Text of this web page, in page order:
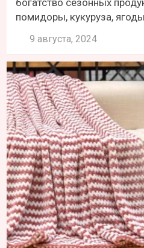
помидоры, кукуруза,
9 августа, 2024